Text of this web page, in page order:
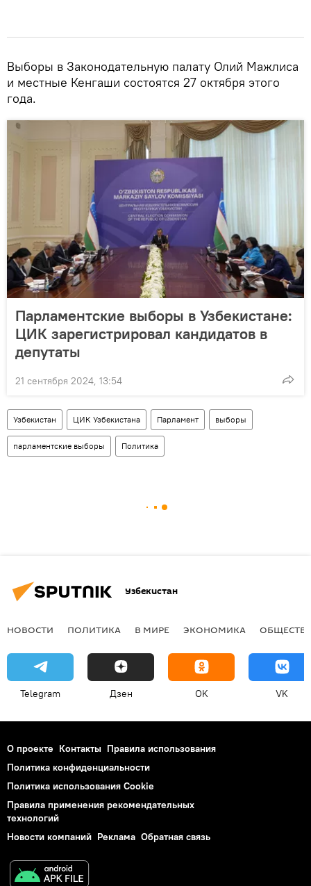
Выборы в Законодательную палату Олий Мажлиса
и местные Кенгаши состоятся 27 октября этого
года.
Парламентские выборы в Узбекистане:
ЦИК зарегистрировал кандидатов в
депутаты
21 сентября 2024, 13:54
Узбекистан ЦИК Узбекистана Парламент выборы
парламентские выборы Политика
Узбекистан
НОВОСТИ ПОЛИТИКА В МИРЕ ЭКОНОМИКА
Telegram Дзен OK VK
О проекте Контакты Правила использования
Политика конфиденциальности
Политика использования Cookie
Правила применения рекомендательных
технологий
Новости компаний Реклама Обратная связь